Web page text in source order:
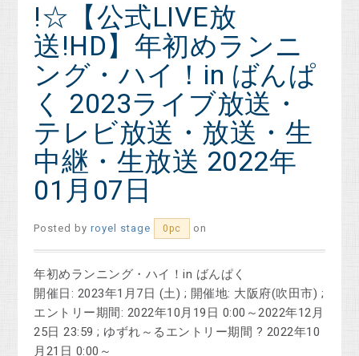
!☆【公式LIVE放
送!HD】年初めランニ
ング・ハイ！in ばんぱ
く 2023ライブ放送・
テレビ放送・放送・生
中継・生放送 2022年
01月07日
Posted byroyel stage 0pc on
年初めランニング・ハイ！in ばんぱく
開催日: 2023年1月7日 (土) ; 開催地: 大阪府(吹田市) ;
エントリー期間: 2022年10月19日 0:00～2022年12月
25日 23:59 ; ゆずれ～るエントリー期間 ? 2022年10
月21日 0:00～